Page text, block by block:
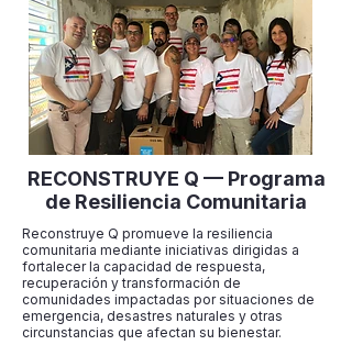
RECONSTRUYE Q — Programa
de Resiliencia Comunitaria
Reconstruye Q promueve la resiliencia
comunitaria mediante iniciativas dirigidas a
fortalecer la capacidad de respuesta,
recuperación y transformación de
comunidades impactadas por situaciones de
emergencia, desastres naturales y otras
circunstancias que afectan su bienestar.